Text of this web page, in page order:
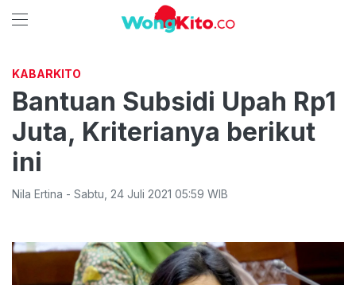
KABARKITO
Bantuan Subsidi Upah Rp1
Juta, Kriterianya berikut
ini
Nila Ertina - Sabtu 24 Juli 2021 05:59 WIB